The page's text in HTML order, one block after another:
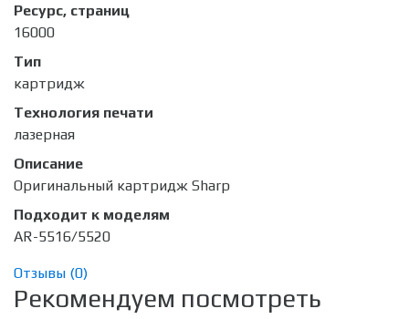
Ресурс, страниц
16000
Тип
картридж
Технология печати
лазерная
Описание
Оригинальный картридж Sharp
Подходит к моделям
AR-5516/5520
Отзывы (0)
Рекомендуем посмотреть